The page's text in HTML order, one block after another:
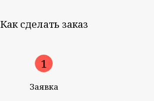
Как сделать заказ
Заявка